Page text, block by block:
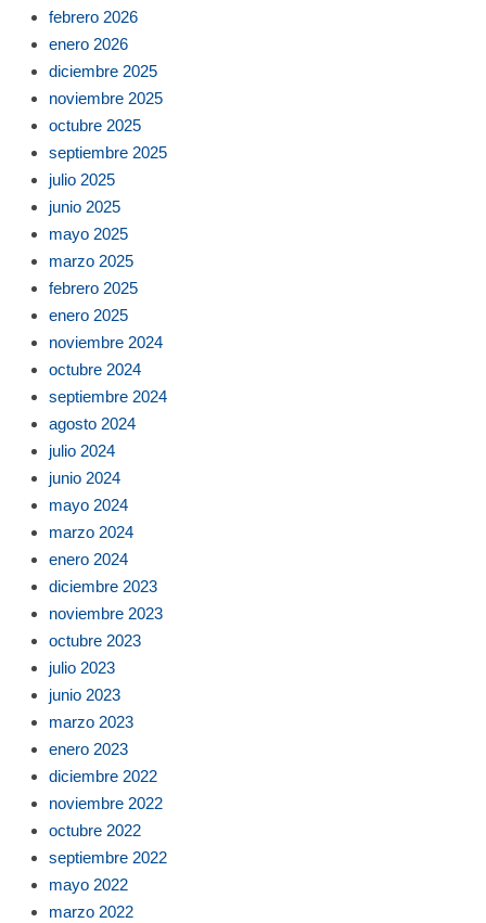
febrero 2026
enero 2026
diciembre 2025
noviembre 2025
octubre 2025
septiembre 2025
julio 2025
junio 2025
mayo 2025
marzo 2025
febrero 2025
enero 2025
noviembre 2024
octubre 2024
septiembre 2024
agosto 2024
julio 2024
junio 2024
mayo 2024
marzo 2024
enero 2024
diciembre 2023
noviembre 2023
octubre 2023
julio 2023
junio 2023
marzo 2023
enero 2023
diciembre 2022
noviembre 2022
octubre 2022
septiembre 2022
mayo 2022
marzo 2022